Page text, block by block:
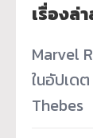
เรื่องล่
Marvel
ในอัปเด
Thebes